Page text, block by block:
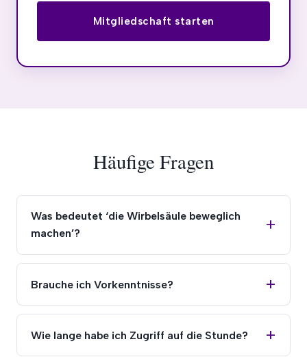
Mitgliedschaft starten
Häufige Fragen
Was bedeutet ‘die Wirbelsäule beweglich
machen’?
Brauche ich Vorkenntnisse?
Wie lange habe ich Zugriff auf die Stunde?